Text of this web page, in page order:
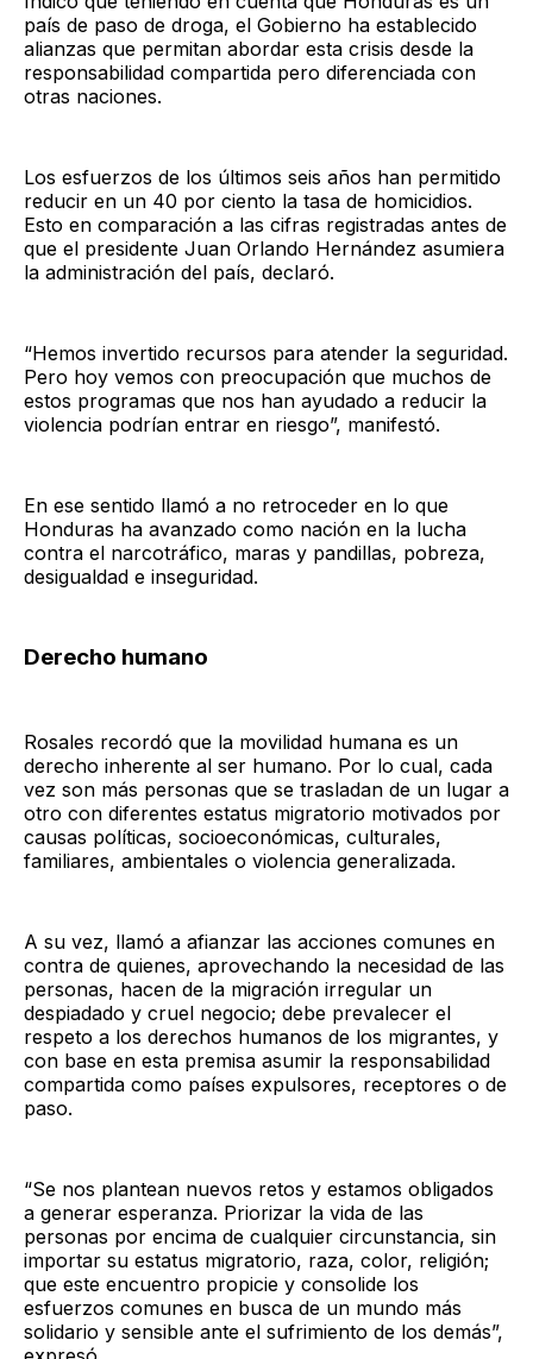
país de paso de droga, el Gobierno ha establecido
alianzas que permitan abordar esta crisis desde la
responsabilidad compartida pero diferenciada con
otras naciones.
Los esfuerzos de los últimos seis años han permitido
reducir en un 40 por ciento la tasa de homicidios.
Esto en comparación a las cifras registradas antes de
que el presidente Juan Orlando Hernández asumiera
la administración del país, declaró.
“Hemos invertido recursos para atender la seguridad.
Pero hoy vemos con preocupación que muchos de
estos programas que nos han ayudado a reducir la
violencia podrían entrar en riesgo”, manifestó.
En ese sentido llamó a no retroceder en lo que
Honduras ha avanzado como nación en la lucha
contra el narcotráfico, maras y pandillas, pobreza,
desigualdad e inseguridad.
Derecho humano
Rosales recordó que la movilidad humana es un
derecho inherente al ser humano. Por lo cual, cada
vez son más personas que se trasladan de un lugar a
otro con diferentes estatus migratorio motivados por
causas políticas, socioeconómicas, culturales,
familiares, ambientales o violencia generalizada.
A su vez, llamó a afianzar las acciones comunes en
contra de quienes, aprovechando la necesidad de las
personas, hacen de la migración irregular un
despiadado y cruel negocio; debe prevalecer el
respeto a los derechos humanos de los migrantes, y
con base en esta premisa asumir la responsabilidad
compartida como países expulsores, receptores o de
paso.
“Se nos plantean nuevos retos y estamos obligados
a generar esperanza. Priorizar la vida de las
personas por encima de cualquier circunstancia, sin
importar su estatus migratorio, raza, color, religión;
que este encuentro propicie y consolide los
esfuerzos comunes en busca de un mundo más
solidario y sensible ante el sufrimiento de los demás”,